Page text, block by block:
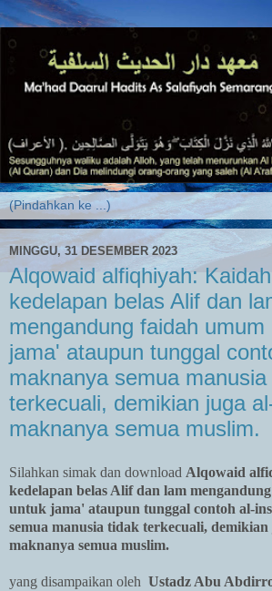
MINGGU, 31 DESEMBER 2023
Alqowaid alfiqhiyah:
kedelapan belas Alif dan
mengandung faidah
jama' ataupun tunggal
maknanya semua
terkecuali, demikian juga
maknanya semua muslim.
Silahkan simak dan download Alqowaid
kedelapan belas Alif dan lam
untuk jama' ataupun tunggal contoh al-
semua manusia tidak terkecuali,
maknanya semua muslim.
yang disampaikan oleh Ustadz Abu